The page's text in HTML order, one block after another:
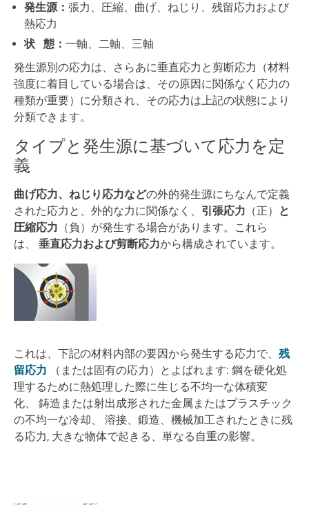
発生源： 張力、圧縮、曲げ、ねじり、残留応力および
熱応力
状 態： 一軸、二軸、三軸
発生源別の応力は、さらあに垂直応力と剪断応力（材料
強度に着目している場合は、その原因に関係なく応力の
種類が重要）に分類され、その応力は上記の状態により
分類できます。
タイプと発生源に基づいて応力を定
義
曲げ応力、ねじり応力などの外的発生源にちなんで定義
された応力と、外的な力に関係なく、 引張応力 （正）
と
圧縮応力 （負）が発生する場合があります。これら
は、 垂直応力および剪断応力から構成されています。
これは、下記の材料内部の要因から発生する応力で、 残
留応力 （または固有の応力）とよばれます: 鋼を硬化処
理するために熱処理した際に生じる不均一な体積変
化、 鋳造または射出成形された金属またはプラスチック
の不均一な冷却、 溶接、鍛造、機械加工されたときに残
る応力, 大きな物体で起きる、単なる自重の影響。